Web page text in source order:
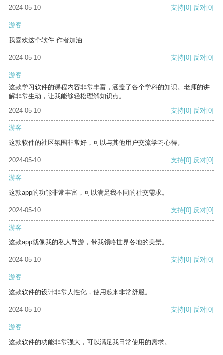
2024-05-10
支持[0] 反对[0]
游客
我喜欢这个软件 作者加油
2024-05-10 支持[0] 反对[0]
游客
这款学习软件的课程内容非常丰富，涵盖了各个学科的知识。老师的讲
解非常生动，让我能够轻松理解知识点。
2024-05-10
支持[0] 反对[0]
游客
这款软件的社区氛围非常好，可以与其他用户交流学习心得。
2024-05-10 支持[0] 反对[0]
游客
这款app的功能非常丰富，可以满足我不同的社交需求。
2024-05-10 支持[0] 反对[0]
游客
这款app就像我的私人导游，带我领略世界各地的美景。
2024-05-10 支持[0] 反对[0]
游客
这款软件的设计非常人性化，使用起来非常舒服。
2024-05-10 支持[0] 反对[0]
游客
这款软件的功能非常强大，可以满足我日常使用的需求。